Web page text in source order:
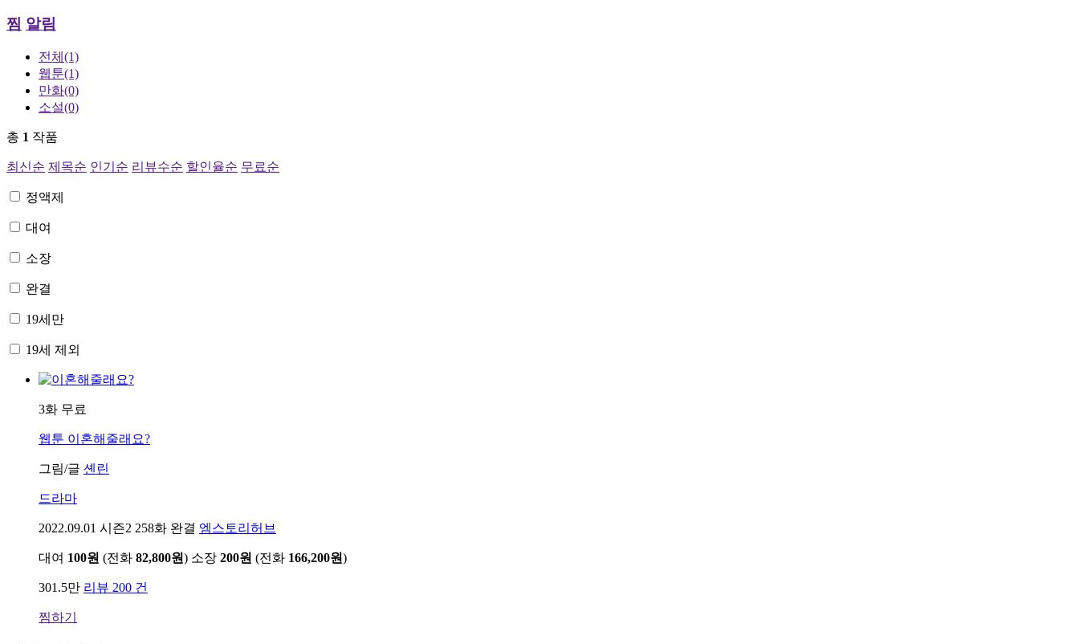
찜 알림
전체 (1)
웹툰(1)
만화(0)
소설(0)
총 1 작품
최신순 제목순 인기순 리뷰수순 할인율순 무료순
정액제
대여
소장
완결
19세만
19세 제외
3화 무료
웹툰 이혼해줄래요?
그림/글 셴린
드라마
2022.09.01 시즌2 258화 완결 엠스토리허브
대여 100원 (전화 82,800원) 소장 200원 (전화 166,200원)
301.5만 리뷰 200 건
찜하기